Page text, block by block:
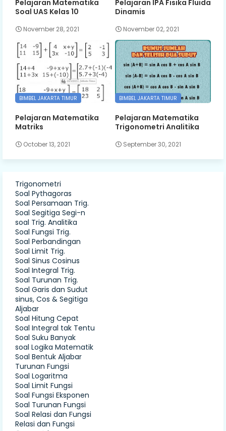
Pelajaran Matematika
Soal UAS Kelas 10
November 28, 2021
Pelajaran IPA Fisika Fluida
Dinamis
November 02, 2021
BIMBEL JAKARTA TIMUR
Pelajaran Matematika
Matriks
October 13, 2021
BIMBEL JAKARTA TIMUR
Pelajaran Matematika
Trigonometri Analitika
September 30, 2021
Trigonometri
Soal Pythagoras
Soal Persamaan Trig.
Soal Segitiga Segi-n
soal Trig. Analitika
Soal Fungsi Trig.
Soal Perbandingan
Soal Limit Trig.
Soal Sinus Cosinus
Soal Integral Trig.
Soal Turunan Trig.
Soal Garis dan Sudut
sinus, Cos & Segitiga
Aljabar
Soal Hitung Cepat
Soal Integral tak Tentu
Soal Suku Banyak
soal Logika Matematik
Soal Bentuk Aljabar
Turunan Fungsi
Soal Logaritma
Soal Limit Fungsi
Soal Fungsi Eksponen
Soal Turunan Fungsi
Soal Relasi dan Fungsi
Relasi dan Fungsi